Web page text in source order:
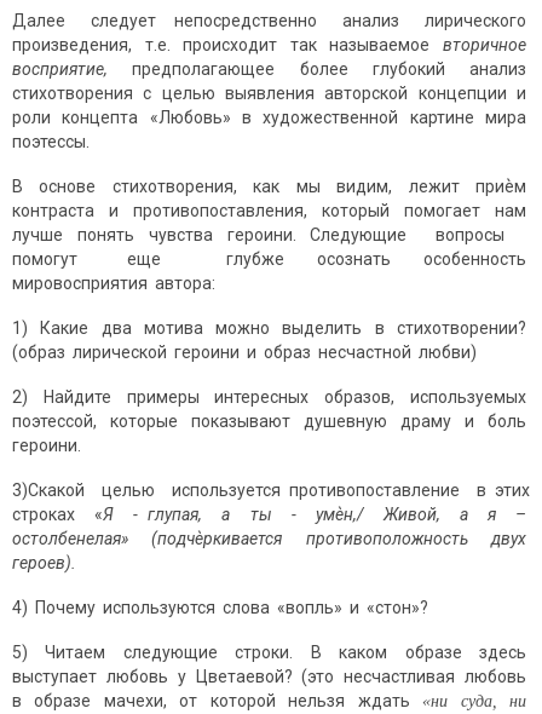
Далее следует непосредственно анализ лирического
произведения, т.е. происходит так называемое вторичное
восприятие, предполагающее более глубокий анализ
стихотворения с целью выявления авторской концепции и
роли концепта «Любовь» в художественной картине мира
поэтессы.
В основе стихотворения, как мы видим, лежит приѐм
контраста и противопоставления, который помогает нам
лучше понять чувства героини. Следующие вопросы
помогут еще глубже осознать особенность
мировосприятия автора:
1) Какие два мотива можно выделить в стихотворении?
(образ лирической героини и образ несчастной любви)
2) Найдите примеры интересных образов, используемых
поэтессой, которые показывают душевную драму и боль
героини.
3)Скакой целью используется противопоставление в этих
строках «Я - глупая, а ты - умѐн,/ Живой, а я
–
остолбенелая»
(подчѐркивается противоположность
двух
героев).
4) Почему используются слова «вопль» и «стон»?
5) Читаем следующие строки. В каком образе здесь
выступает любовь у Цветаевой? (это несчастливая любовь
в образе мачехи, от которой нельзя ждать«ни суда,
ни